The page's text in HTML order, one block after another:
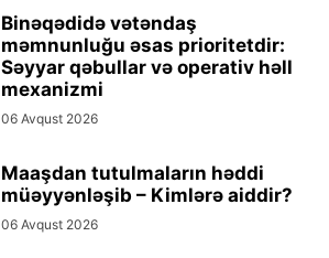
Binəqədidə vətəndaş
məmnunluğu əsas prioritetdir:
Səyyar qəbullar və operativ həll
mexanizmi
06 Avqust 2026
Maaşdan tutulmaların həddi
müəyyənləşib – Kimlərə aiddir?
06 Avqust 2026